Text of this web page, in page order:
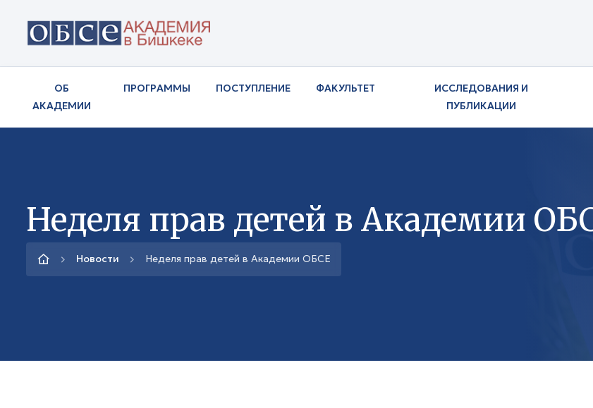
ОБ
АКАДЕМИИ
ПРОГРАММЫ ПОСТУПЛЕНИЕ ФАКУЛЬТЕТ
ИССЛЕДОВАНИЯ И
ПУБЛИКАЦИИ
Неделя прав детей в Академии
Новости Неделя прав детей в Академии ОБСЕ